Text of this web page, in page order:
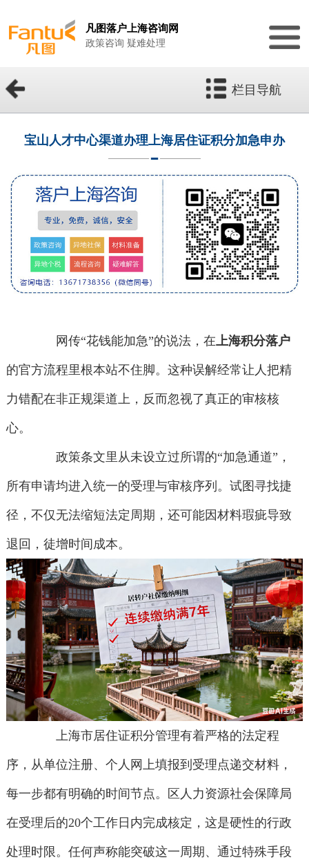
凡图落户上海咨询网
政策咨询 疑难处理
栏目导航
宝山人才中心渠道办理上海居住证积分加急申办
网传“花钱能加急”的说法，在上海积分落户
的官方流程里根本站不住脚。这种误解经常让人把精
力错配在非正规渠道上，反而忽视了真正的审核核
心。
政策条文里从未设立过所谓的“加急通道”，
所有申请均进入统一的受理与审核序列。试图寻找捷
径，不仅无法缩短法定周期，还可能因材料瑕疵导致
退回，徒增时间成本。
上海市居住证积分管理有着严格的法定程
序，从单位注册、个人网上填报到受理点递交材料，
每一步都有明确的时间节点。区人力资源社会保障局
在受理后的20个工作日内完成核定，这是硬性的行政
处理时限。任何声称能突破这一周期、通过特殊手段